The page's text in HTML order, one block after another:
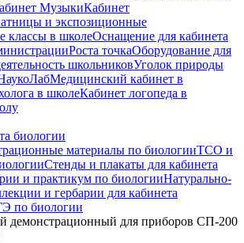
МузыкиКабинет
и экспозиционные
классы в школеОснащение для кабинета
Роста точкаОборудование для
школьниковУголок природы
Медицинский кабинет в
в школеКабинет логопеда в
биологии
материалы по биологииТСО и
Стенды и плакаты для кабинета
и практикум по биологииНатурально-
и гербарии для кабинета
по биологии
демонстрационный для приборов СП-200